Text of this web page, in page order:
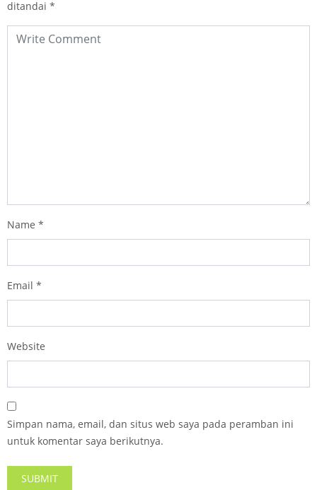
ditandai *
Name *
Email *
Website
Simpan nama, email, dan situs web saya pada peramban ini
untuk komentar saya berikutnya.